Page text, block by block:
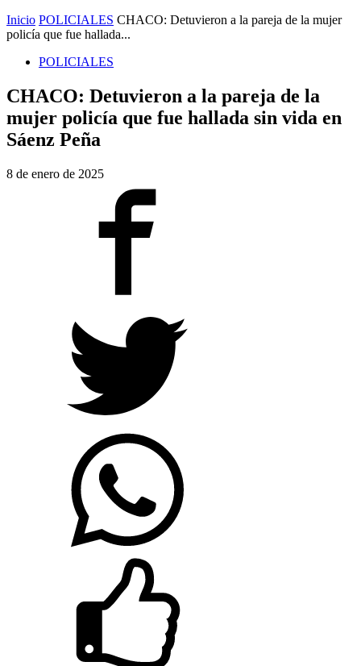
Inicio POLICIALES CHACO: Detuvieron a la pareja de la mujer
policía que fue hallada...
POLICIALES
CHACO: Detuvieron a la pareja de la
mujer policía que fue hallada sin vida en
Sáenz Peña
8 de enero de 2025